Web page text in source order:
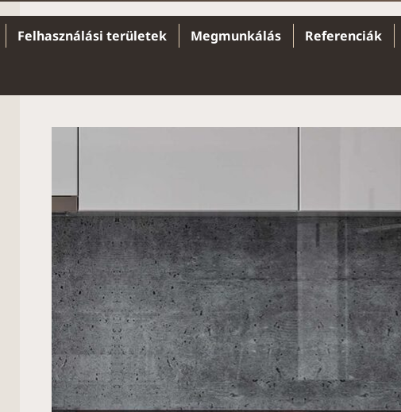
Felhasználási területek Megmunkálás Referenciák